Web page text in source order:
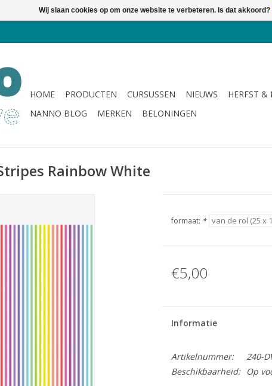
HOME PRODUCTEN CURSUSSEN NIEUWS HERFST &
NANNO BLOG
MERKEN BELONINGEN
Rainbow White
formaat: *
€5,00
Informatie
Artikelnummer:
240-
Beschikbaarheid:
Op
Wij slaan cookies op om onze website te verbeteren. Is dat akkoord?